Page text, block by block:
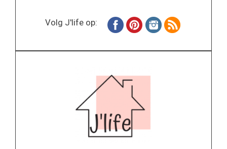
Volg J'life op: